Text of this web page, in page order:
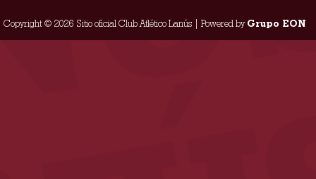
Copyright © 2026 Sitio oficial Club Atlético Lanús | Powered byGrupo EON